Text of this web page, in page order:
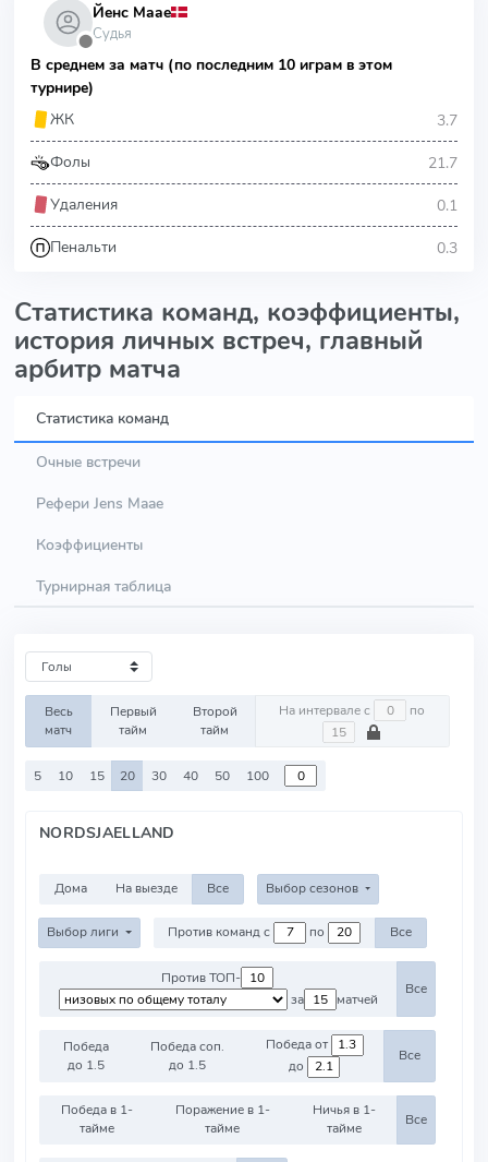
⬤
Йенс Маае
Судья
В среднем за матч (по последним 10 играм в этом
турнире)
ЖК
3.7
Фолы 21.7
Удаления 0.1
Пенальти 0.3
Статистика команд, коэффициенты,
история личных встреч, главный
арбитр матча
Статистика команд
Очные встречи
Рефери Jens Maae
Коэффициенты
Турнирная таблица
Весь
матч
Первый
тайм
Второй
тайм
На интервале с по
5 10 15 20 30 40 50 100
NORDSJAELLAND
Дома На выезде Все Выбор сезонов
Выбор лиги Против команд с по Все
Против ТОП-
за
матчей
Все
Победа
до 1.5
Победа соп.
до 1.5
Победа от
до
Все
Победа в 1-
тайме
Поражение в 1-
тайме
Ничья в 1-
тайме
Все